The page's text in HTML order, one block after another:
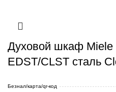
Духовой шкаф Miele
EDST/CLST сталь
Безнал/карта/qr-код